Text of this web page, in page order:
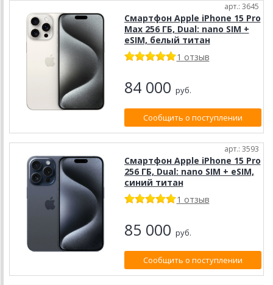
арт.: 3645
Смартфон Apple iPhone 15 Pro
Max 256 ГБ, Dual: nano SIM +
eSIM, белый титан
1 отзыв
84 000 руб.
Сообщить о поступлении
арт.: 3593
Смартфон Apple iPhone 15 Pro
256 ГБ, Dual: nano SIM + eSIM,
синий титан
1 отзыв
85 000 руб.
Сообщить о поступлении